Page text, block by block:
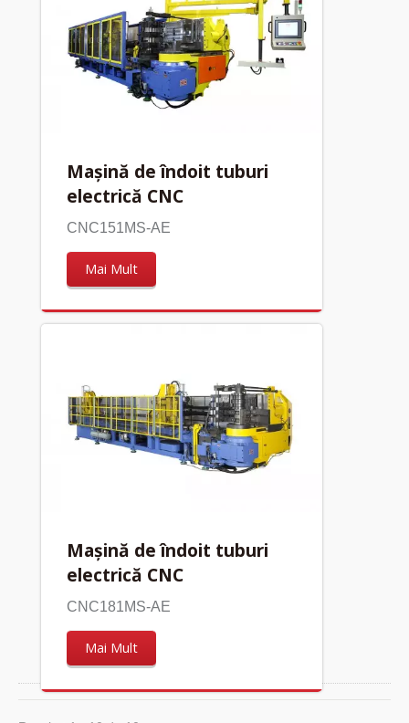
Mașină de îndoit tuburi
electrică CNC
CNC151MS-AE
Mai Mult
Mașină de îndoit tuburi
electrică CNC
CNC181MS-AE
Mai Mult